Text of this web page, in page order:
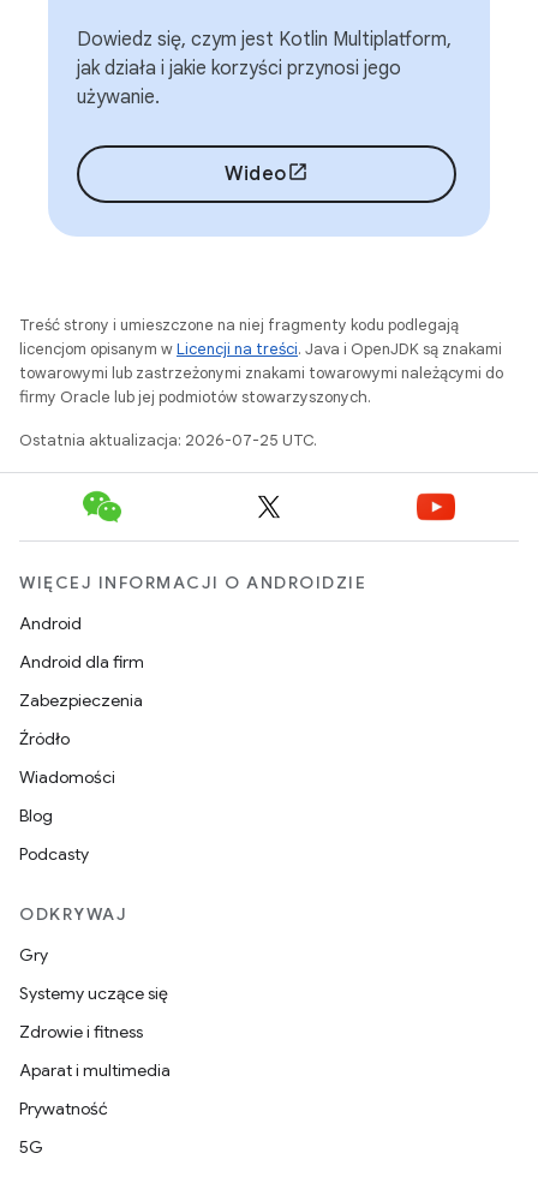
Dowiedz się, czym jest Kotlin Multiplatform,
jak działa i jakie korzyści przynosi jego
używanie.
Wideo
Treść strony i umieszczone na niej fragmenty kodu podlegają
licencjom opisanym wLicencji na treści. Java i OpenJDK są znakami
towarowymi lub zastrzeżonymi znakami towarowymi należącymi do
firmy Oracle lub jej podmiotów stowarzyszonych.
Ostatnia aktualizacja: 2026-07-25 UTC.
WIĘCEJ INFORMACJI O ANDROIDZIE
Android
Android dla firm
Zabezpieczenia
Źródło
Wiadomości
Blog
Podcasty
ODKRYWAJ
Gry
Systemy uczące się
Zdrowie i fitness
Aparat i multimedia
Prywatność
5G